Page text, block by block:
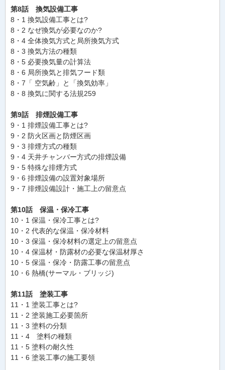
第8話 換気設備工事
8・1 換気設備工事とは?
8・2 なぜ換気が必要なのか?
8・4 全体換気方式と局所換気方式
8・3 換気方法の種類
8・5 必要換気量の計算法
8・6 局所換気と排気フード類
8・7「 空気齢」と「換気効率」
8・8 換気に関する法規259
第9話 排煙設備工事
9・1 排煙設備工事とは?
9・2 防火区画と防煙区画
9・3 排煙方式の種類
9・4 天井チャンバー方式の排煙設備
9・5 特殊な排煙方式
9・6 排煙設備の設置対象場所
9・7 排煙設備設計・施工上の留意点
第10話 保温・保冷工事
10・1 保温・保冷工事とは?
10・2 代表的な保温・保冷材料
10・3 保温・保冷材料の選定上の留意点
10・4 保温材・防露材の必要な保温材厚さ
10・5 保温・保冷・防露工事の留意点
10・6 熱橋(サーマル・ブリッジ)
第11話 塗装工事
11・1 塗装工事とは?
11・2 塗装施工必要箇所
11・3 塗料の分類
11・4 塗料の種類
11・5 塗料の耐久性
11・6 塗装工事の施工要領